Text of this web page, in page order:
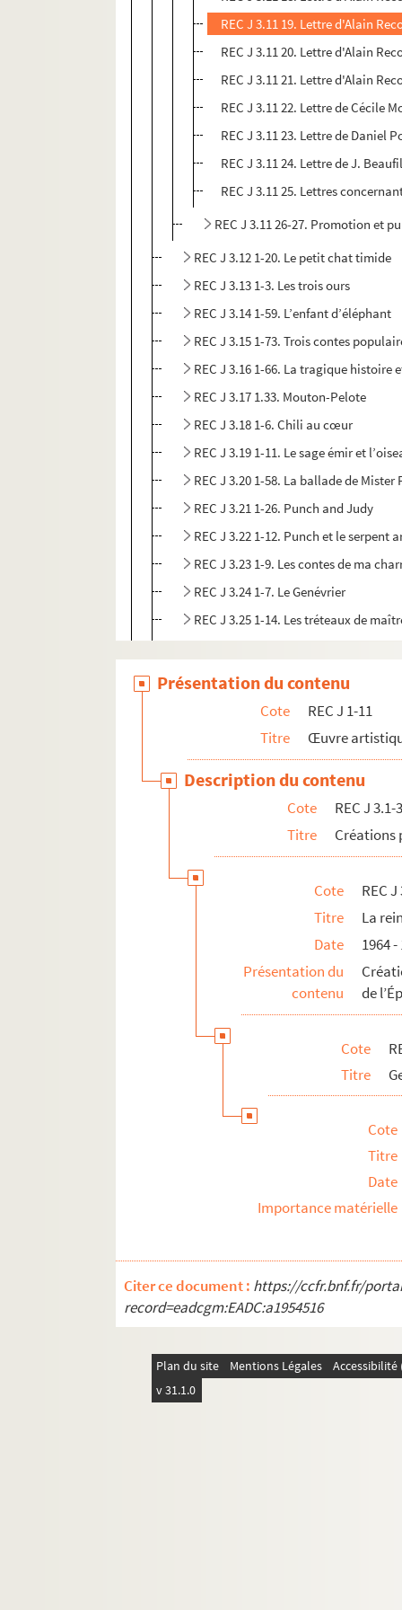
REC J 3.11 19. Lettre d'Alain
REC J 3.11 20. Lettre d'Alain
REC J 3.11 21. Lettre d'Alain
REC J 3.11 22. Lettre de Cécile
REC J 3.11 23. Lettre de Daniel
REC J 3.11 24. Lettre de J.
REC J 3.11 25. Lettres
REC J 3.11 26-27. Promotion et
REC J 3.12 1-20. Le petit chat timide
REC J 3.13 1-3. Les trois ours
REC J 3.14 1-59. L’enfant d’éléphant
REC J 3.15 1-73. Trois contes
REC J 3.16 1-66. La tragique
REC J 3.17 1.33. Mouton-Pelote
REC J 3.18 1-6. Chili au cœur
REC J 3.19 1-11. Le sage émir et
REC J 3.20 1-58. La ballade de Mister
REC J 3.21 1-26. Punch and Judy
REC J 3.22 1-12. Punch et le serpent
REC J 3.23 1-9. Les contes de ma
REC J 3.24 1-7. Le Genévrier
REC J 3.25 1-14. Les tréteaux de
REC J 3.27 1-19. La tentation de
REC J 3.28 1-33. Alice portraits sur
REC J 3.29 1-14. Polichinelle
REC J 3.30 1-154. Manipulsations
REC J 3.31 1-33. La conjecture de
REC J 3.32 1-38. Le voyage spirituel
REC J 3.33 1-9. Le nain
REC J 3.34 1-20. Astérix et la potion
REC J 3.35 1-17. Les aventures du
REC J 3.36 1-90. La poudre
REC J 3.37 1-13. Le petit retable de
REC J 3.38 1-8. Le bain de cristal
REC J 3.40 1-3. Manger ours manger
REC J 4.1-27. Accueil au Théâtre des
REC J 5.1-24. Projets inaboutis.
REC J 6.1-2. Textes de pièce
REC J 8.1-3. Écrits et recherches
REC J 9.1-2. Alain Recoing directeur
REC J 11.1-3. Autres activités
REC L 1. Archives des collaborateurs d'Alain
REC M 1-4. Documentation générale sur la
REC T 1-3. Documents photographiques et
REC V 1. Affiches.
Présentation du contenu
Cote
REC J 1-11
Titre
Œuvre
Description du contenu
Cote
REC J 3.1-
Titre
Créations
Cote
REC
Titre
La
Date
1964 -
Présentation du
contenu
de
Cote
Titre
Cote
Titre
Date
Importance matérielle
Citer ce document : https://ccfr.bnf.fr/
record=eadcgm:EADC:a1954516
Plan du site Mentions Légales
v 31.1.0